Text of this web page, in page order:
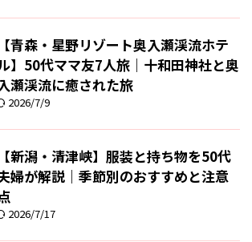
【青森・星野リゾート奥入瀬渓流ホテ
】50代ママ友7人旅｜十和田神社と奥
瀬渓流に癒された旅
2026/7/9
【新潟・清津峡】服装と持ち物を50代
婦が解説｜季節別のおすすめと注意
2026/7/17